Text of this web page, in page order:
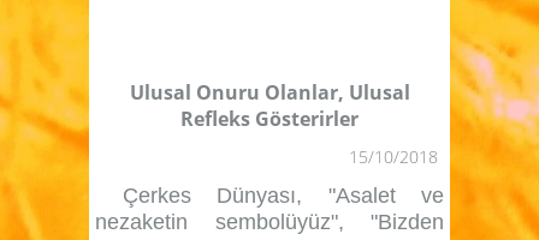
Ulusal Onuru Olanlar, Ulusal
Refleks Gösterirler
15/10/2018
Çerkes Dünyası, "Asalet ve
nezaketin sembolüyüz", "Bizden